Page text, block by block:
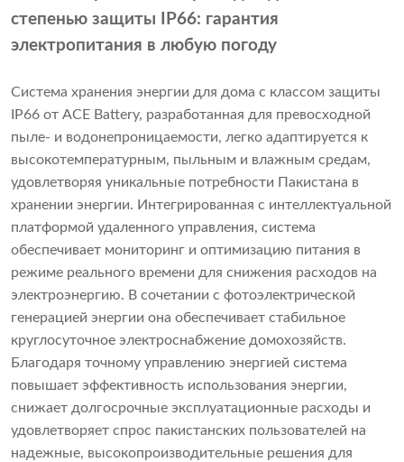
степенью защиты IP66: гарантия
электропитания в любую погоду
Система хранения энергии для дома с классом защиты
IP66 от ACE Battery, разработанная для превосходной
пыле- и водонепроницаемости, легко адаптируется к
высокотемпературным, пыльным и влажным средам,
удовлетворяя уникальные потребности Пакистана в
хранении энергии. Интегрированная с интеллектуальной
платформой удаленного управления, система
обеспечивает мониторинг и оптимизацию питания в
режиме реального времени для снижения расходов на
электроэнергию. В сочетании с фотоэлектрической
генерацией энергии она обеспечивает стабильное
круглосуточное электроснабжение домохозяйств.
Благодаря точному управлению энергией система
повышает эффективность использования энергии,
снижает долгосрочные эксплуатационные расходы и
удовлетворяет спрос пакистанских пользователей на
надежные, высокопроизводительные решения для